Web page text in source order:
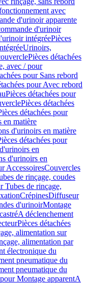
avec
d'urinoir apparente
d'urinoir
intégréePièces
Urinoirs,
Pièces détachées
avec / pour
pour Sans rebord
pour Avec rebord
Pièces détachées pour
Pièces détachées
détachées pour
en matière
d'urinoirs en matière
détachées pour
en
d'urinoirs en
AccessoiresCouvercles
de rinçage, coudes
Tubes de rinçage,
CrépinesDiffuseur
d'urinoirMontage
A déclenchement
Pièces détachées
alimentation sur
alimentation par
électronique du
pneumatique du
pneumatique du
Montage apparentA